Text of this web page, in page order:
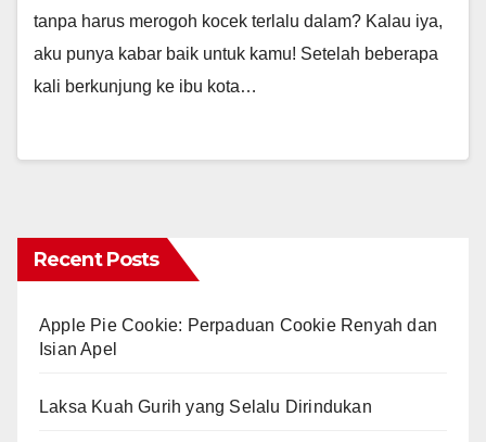
tanpa harus merogoh kocek terlalu dalam? Kalau iya,
aku punya kabar baik untuk kamu! Setelah beberapa
kali berkunjung ke ibu kota…
Recent Posts
Apple Pie Cookie: Perpaduan Cookie Renyah dan
Isian Apel
Laksa Kuah Gurih yang Selalu Dirindukan